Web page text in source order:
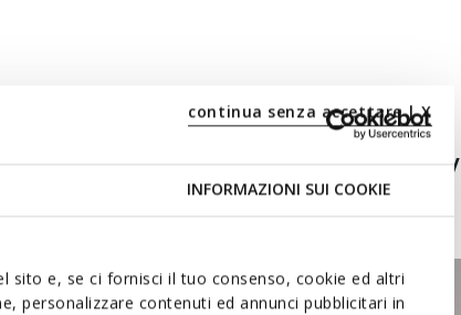
INFORMAZIONI SUI COOKIE
sito e, se ci fornisci il tuo consenso, cookie ed altri
personalizzare contenuti ed annunci pubblicitari in
continua senza accettare | X
parte, con ligereza y